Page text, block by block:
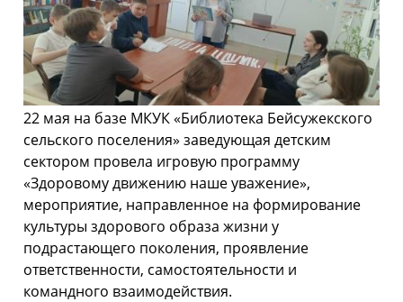
22 мая на базе МКУК «Библиотека Бейсужекского
сельского поселения» заведующая детским
сектором провела игровую программу
«Здоровому движению наше уважение»,
мероприятие, направленное на формирование
культуры здорового образа жизни у
подрастающего поколения, проявление
ответственности, самостоятельности и
командного взаимодействия.